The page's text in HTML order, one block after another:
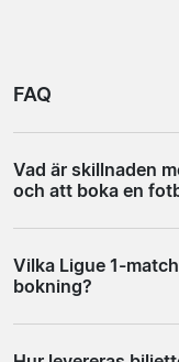
FAQ
Vad är skillnaden
och att boka en
matchbiljetten
även transfer till
gör att allt är
Vilka Ligue 1-
bokning?